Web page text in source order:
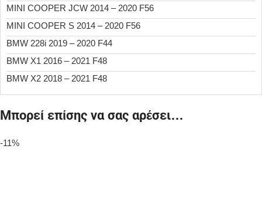
MINI COOPER JCW 2014 – 2020 F56
MINI COOPER S 2014 – 2020 F56
BMW 228i 2019 – 2020 F44
BMW X1 2016 – 2021 F48
BMW X2 2018 – 2021 F48
Μπορεί επίσης να σας αρέσει…
-11%